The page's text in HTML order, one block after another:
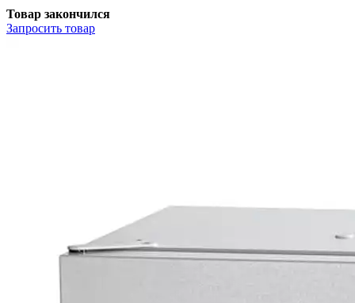
Товар закончился
Запросить товар